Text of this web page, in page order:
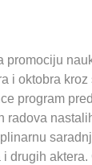
promociju
i oktobra kroz
program
radova
i drugih